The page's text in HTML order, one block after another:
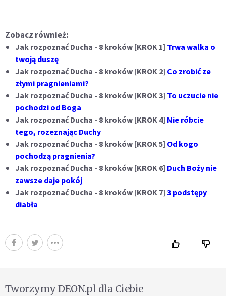
Zobacz również:
Jak rozpoznać Ducha - 8 kroków [KROK 1] Trwa walka o
twoją duszę
Jak rozpoznać Ducha - 8 kroków [KROK 2] Co zrobić ze
złymi pragnieniami?
Jak rozpoznać Ducha - 8 kroków [KROK 3] To uczucie nie
pochodzi od Boga
Jak rozpoznać Ducha - 8 kroków [KROK 4] Nie róbcie
tego, rozeznając Duchy
Jak rozpoznać Ducha - 8 kroków [KROK 5] Od kogo
pochodzą pragnienia?
Jak rozpoznać Ducha - 8 kroków [KROK 6] Duch Boży nie
zawsze daje pokój
Jak rozpoznać Ducha - 8 kroków [KROK 7] 3 podstępy
diabła
Tworzymy DEON.pl dla Ciebie